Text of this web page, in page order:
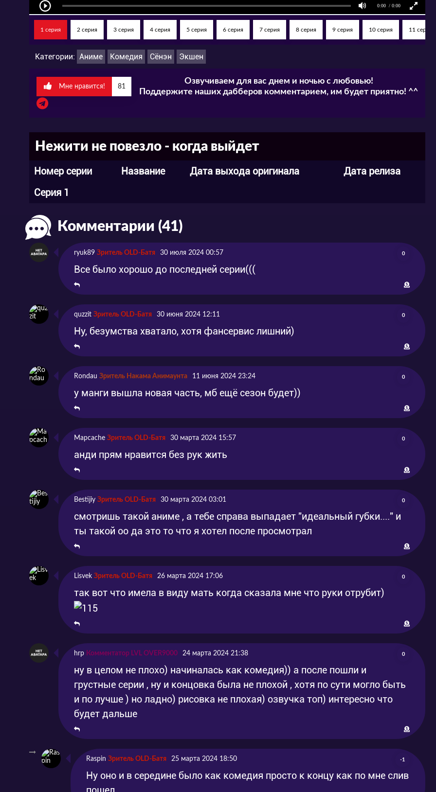
1 серия 2 серия 3 серия 4 серия 5 серия 6 серия 7 серия 8 серия 9 серия 10 серия 11 серия
Категории: Аниме Комедия Сёнэн Экшен
Мне нравится! 81
Озвучиваем для вас днем и ночью с любовью!
Поддержите наших дабберов комментарием, им будет приятно! ^^
Нежити не повезло - когда выйдет
Номер серии Название Дата выхода оригинала
Дата релиза
Серия 1
Комментарии (41)
ryuk89 Зритель OLD-Батя 30 июля 2024 00:57 0
Все было хорошо до последней серии(((
quzzit Зритель OLD-Батя 30 июня 2024 12:11 0
Ну, безумства хватало, хотя фансервис лишний)
Rondau Зритель Накама Анимаунта 11 июня 2024 23:24 0
у манги вышла новая часть, мб ещё сезон будет))
Mapcache Зритель OLD-Батя 30 марта 2024 15:57 0
анди прям нравится без рук жить
Bestijiy Зритель OLD-Батя 30 марта 2024 03:01 0
смотришь такой аниме , а тебе справа выпадает "идеальный губки...." и
ты такой оо да это то что я хотел после просмотрал
Lisvek Зритель OLD-Батя 26 марта 2024 17:06 0
так вот что имела в виду мать когда сказала мне что руки отрубит)
hrp Комментатор LVL OVER9000 24 марта 2024 21:38 0
ну в целом не плохо) начиналась как комедия)) а после пошли и
грустные серии , ну и концовка была не плохой , хотя по сути могло быть
и по лучше ) но ладно) рисовка не плохая) озвучка топ) интересно что
будет дальше
Raspin Зритель OLD-Батя 25 марта 2024 18:50 -1
Ну оно и в середине было как комедия просто к концу как по мне слив